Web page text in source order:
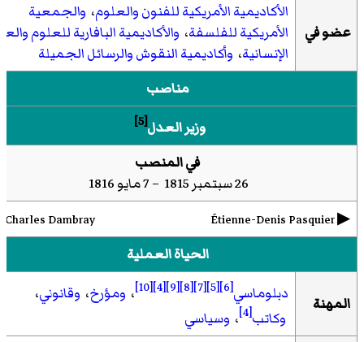
عضو في
الأكاديمية الأمريكية للفنون والعلوم، والجمعية
الأمريكية للفلسفة، والأكاديمية البافارية للعلوم
الإنسانية، وأكاديمية النقوش والرسائل الجميلة
مناصب
وزير العدل[5]
في المنصب
26 سبتمبر 1815 – 7 مايو 1816
▶︎
Étienne-Denis Pasquier
Charles Dambray
الحياة العملية
المهنة دبلوماسي[6]
[5]
[7]
[8]
[9]
[4]
[10] ، ومؤرخ، وقانوني،
وكاتب[4] ، وسياسي